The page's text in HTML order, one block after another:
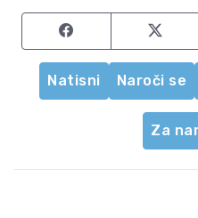
Share on
Natisni Naroči se
Za